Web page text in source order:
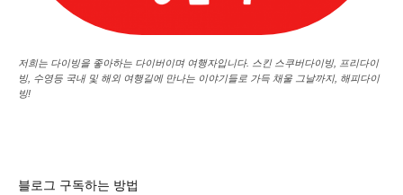
저희는 다이빙을 좋아하는 다이버이며 여행자입니다. 스킨 스쿠버다이빙, 프리다이
빙, 수영등 국내 및 해외 여행길에 만나는 이야기들로 가득 채울 그날까지, 해피다이
빙!
블로그 구독하는 방법